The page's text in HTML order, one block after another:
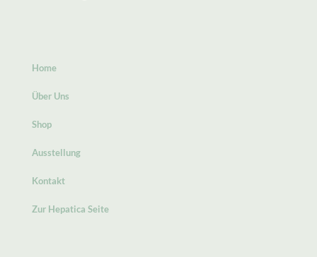
Home
Über Uns
Shop
Ausstellung
Kontakt
Zur Hepatica Seite